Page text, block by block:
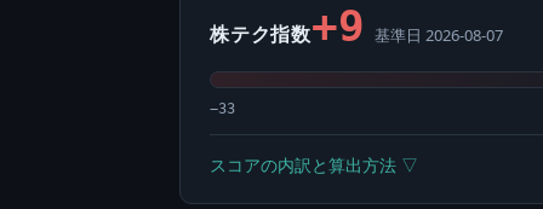
株テク指数+9 基準日 2026-08-07
−33
スコアの内訳と算出方法 ▽